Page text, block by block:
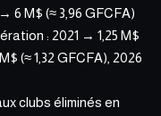
6 M$ (≈ 3,96 GFCFA)
: 2021 → 1,25 M$
(≈ 1,32 GFCFA), 2026
clubs éliminés en